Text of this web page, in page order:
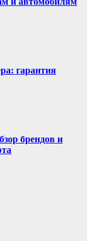
гарантия
брендов и